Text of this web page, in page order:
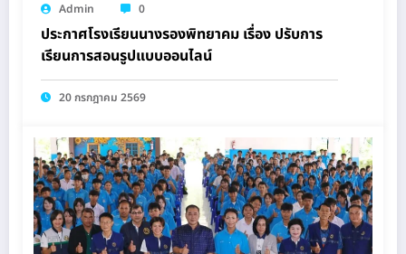
Admin 0
ประกาศโรงเรียนนางรองพิทยาคม เรื่อง ปรับการ
เรียนการสอนรูปแบบออนไลน์
20 กรกฎาคม 2569